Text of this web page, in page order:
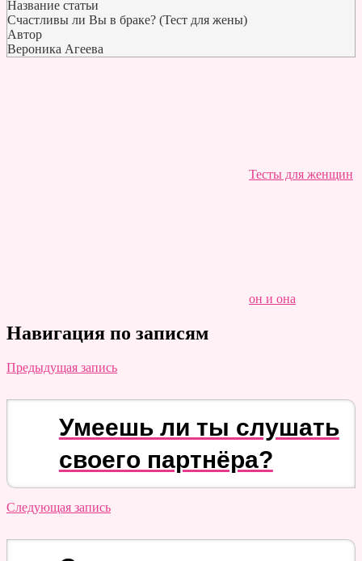
Название статьи
Счастливы ли Вы в браке? (Тест для жены)
Автор
Вероника Агеева
Тесты для женщин
он и она
Навигация по записям
Предыдущая запись
Умеешь ли ты слушать
своего партнёра?
Следующая запись